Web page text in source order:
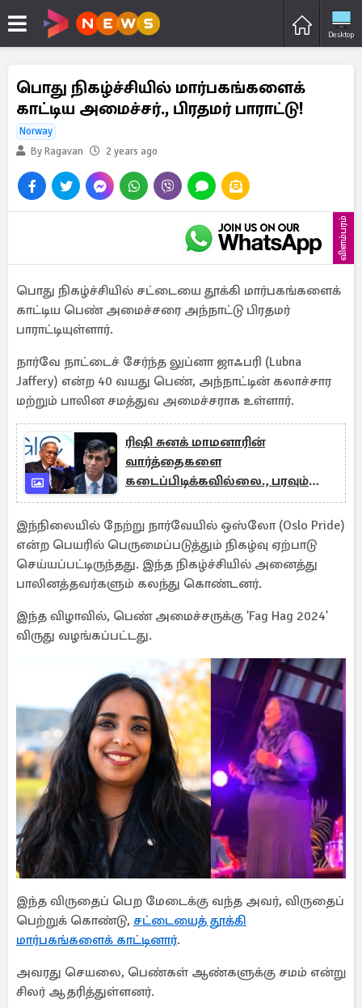
Desktop
பொது நிகழ்ச்சியில் மார்பகங்களைக்
காட்டிய அமைச்சர்., பிரதமர் பாராட்டு!
Norway
By Ragavan
2 years ago
விளம்பரம்
பொது நிகழ்ச்சியில் சட்டையை தூக்கி மார்பகங்களைக்
காட்டிய பெண் அமைச்சரை அந்நாட்டு பிரதமர்
பாராட்டியுள்ளார்.
நார்வே நாட்டைச் சேர்ந்த லுப்னா ஜாஃபரி (Lubna
Jaffery) என்ற 40 வயது பெண், அந்நாட்டின் கலாச்சார
மற்றும் பாலின சமத்துவ அமைச்சராக உள்ளார்.
ரிஷி சுனக் மாமனாரின்
வார்த்தைகளை
கடைப்பிடிக்கவில்லை., பரவும்
மீம்ஸ்
இந்நிலையில் நேற்று நார்வேயில் ஒஸ்லோ (Oslo Pride)
என்ற பெயரில் பெருமைப்படுத்தும் நிகழ்வு ஏற்பாடு
செய்யப்பட்டிருந்தது. இந்த நிகழ்ச்சியில் அனைத்து
பாலினத்தவர்களும் கலந்து கொண்டனர்.
இந்த விழாவில், பெண் அமைச்சருக்கு 'Fag Hag 2024'
விருது வழங்கப்பட்டது.
இந்த விருதைப் பெற மேடைக்கு வந்த அவர், விருதைப்
பெற்றுக் கொண்டு, சட்டையைத் தூக்கி
மார்பகங்களைக் காட்டினார்.
அவரது செயலை, பெண்கள் ஆண்களுக்கு சமம் என்று
சிலர் ஆதரித்துள்ளனர்.